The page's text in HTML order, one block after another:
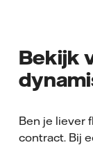
Bekijk
Ben je liever
contract. Bij